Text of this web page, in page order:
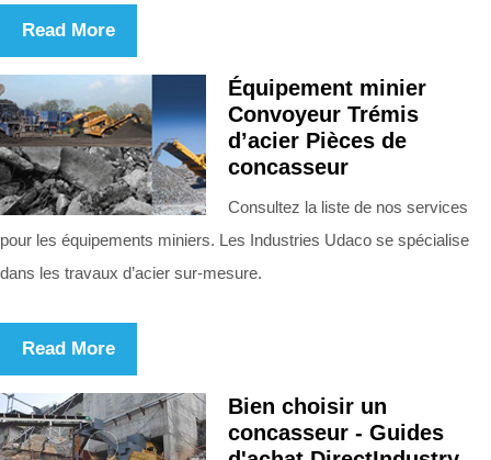
Read More
Équipement minier
Convoyeur Trémis
d’acier Pièces de
concasseur
Consultez la liste de nos services
pour les équipements miniers. Les Industries Udaco se spécialise
dans les travaux d’acier sur-mesure.
Read More
Bien choisir un
concasseur - Guides